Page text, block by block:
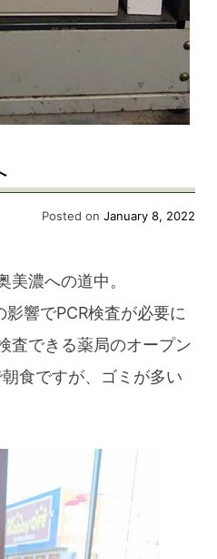
Posted on January 8, 2022
美濃への道中。
響でPCR検査が必要に
査できる薬局のオープン
食ですが、ゴミが多い